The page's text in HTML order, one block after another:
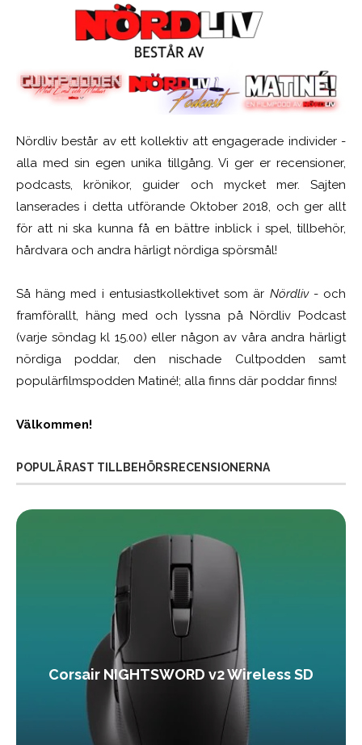
Nördliv består av ett kollektiv att engagerade individer -
alla med sin egen unika tillgång. Vi ger er recensioner,
podcasts, krönikor, guider och mycket mer. Sajten
lanserades i detta utförande Oktober 2018, och ger allt
för att ni ska kunna få en bättre inblick i spel, tillbehör,
hårdvara och andra härligt nördiga spörsmål!
Så häng med i entusiastkollektivet som är Nördliv- och
framförallt, häng med och lyssna på Nördliv Podcast
(varje söndag kl 15.00) eller någon av våra andra härligt
nördiga poddar, den nischade Cultpodden samt
populärfilmspodden Matiné!; alla finns där poddar finns!
Välkommen!
POPULÄRAST TILLBEHÖRSRECENSIONERNA
Corsair NIGHTSWORD v2 Wireless SD